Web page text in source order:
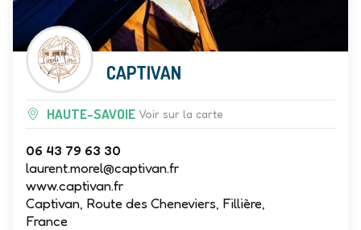
CAPTIVAN
HAUTE-SAVOIE Voir sur la carte
06 43 79 63 30
laurent.morel@captivan.fr
www.captivan.fr
Captivan, Route des Cheneviers, Fillière,
France